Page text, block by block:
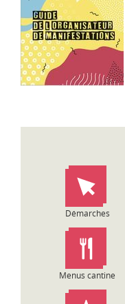
Démarches
Menus cantine